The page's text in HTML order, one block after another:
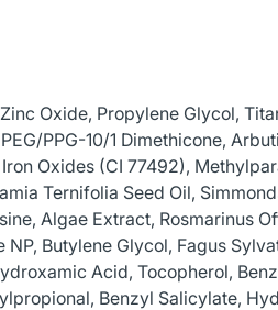
Oxide, Propylene Glycol,
PPG-10/1 Dimethicone,
Oxides (CI 77492),
Ternifolia Seed Oil,
Algae Extract, Rosmarinus
Butylene Glycol, Fagus
Acid, Tocopherol,
Benzyl Salicylate,